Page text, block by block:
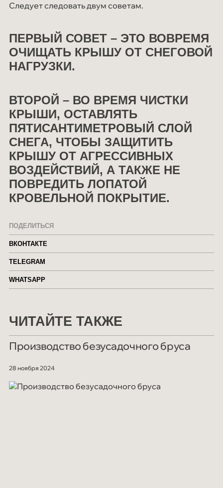
Следует следовать двум советам.
ПЕРВЫЙ СОВЕТ – ЭТО ВОВРЕМЯ
ОЧИЩАТЬ КРЫШУ ОТ СНЕГОВОЙ
НАГРУЗКИ.
ВТОРОЙ – ВО ВРЕМЯ ЧИСТКИ
КРЫШИ, ОСТАВЛЯТЬ
ПЯТИСАНТИМЕТРОВЫЙ СЛОЙ
СНЕГА, ЧТОБЫ ЗАЩИТИТЬ
КРЫШУ ОТ АГРЕССИВНЫХ
ВОЗДЕЙСТВИЙ, А ТАКЖЕ НЕ
ПОВРЕДИТЬ ЛОПАТОЙ
КРОВЕЛЬНОЙ ПОКРЫТИЕ.
ПОДЕЛИТЬСЯ
ВКОНТАКТЕ
TELEGRAM
WHATSAPP
ЧИТАЙТЕ ТАКЖЕ
Производство безусадочного бруса
28 ноября 2024